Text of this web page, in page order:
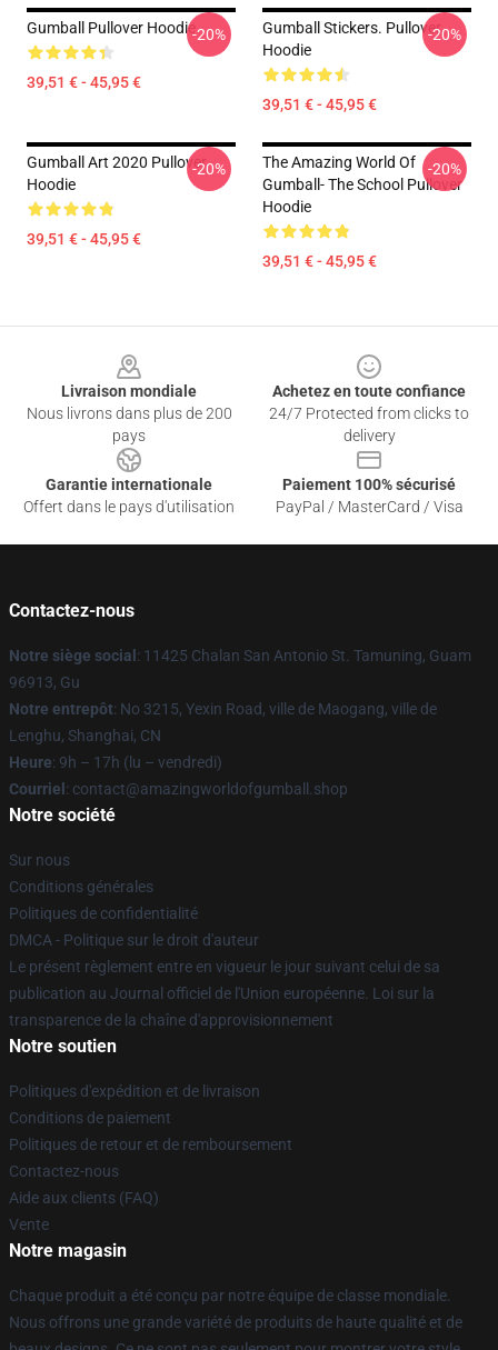
Gumball Pullover Hoodie
39,51 € - 45,95 €
-20%
Gumball Stickers. Pullover
Hoodie
39,51 € - 45,95 €
-20%
Gumball Art 2020 Pullover
Hoodie
39,51 € - 45,95 €
-20%
The Amazing World Of
Gumball- The School Pullover
Hoodie
39,51 € - 45,95 €
-20%
Livraison mondiale
Nous livrons dans plus de 200
pays
Achetez en toute confiance
24/7 Protected from clicks to
delivery
Garantie internationale
Offert dans le pays d'utilisation
Paiement 100% sécurisé
PayPal / MasterCard / Visa
Contactez-nous
Notre siège social : 11425 Chalan San Antonio St. Tamuning, Guam
96913, Gu
Notre entrepôt: No 3215, Yexin Road, ville de Maogang, ville de
Lenghu, Shanghai, CN
Heure: 9h – 17h (lu – vendredi)
Courriel : contact@amazingworldofgumball.shop
Notre société
Sur nous
Conditions générales
Politiques de confidentialité
DMCA - Politique sur le droit d'auteur
Le présent règlement entre en vigueur le jour suivant celui de sa
publication au Journal officiel de l'Union européenne. Loi sur la
transparence de la chaîne d'approvisionnement
Notre soutien
Politiques d'expédition et de livraison
Conditions de paiement
Politiques de retour et de remboursement
Contactez-nous
Aide aux clients (FAQ)
Vente
Notre magasin
Chaque produit a été conçu par notre équipe de classe mondiale.
Nous offrons une grande variété de produits de haute qualité et de